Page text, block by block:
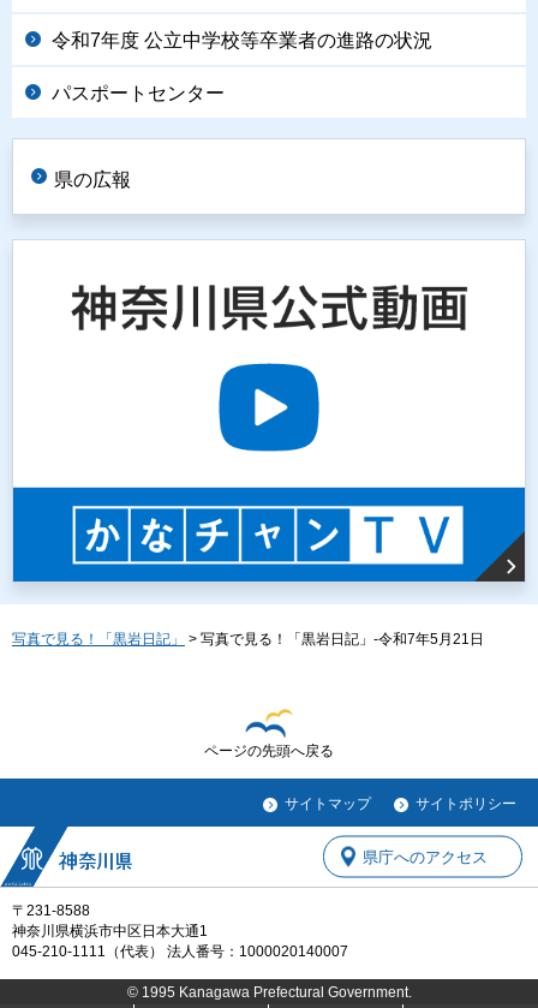
令和7年度 公立中学校等卒業者の進路の状況
パスポートセンター
県の広報
写真で見る！「黒岩日記」 > 写真で見る！「黒岩日記」-令和7年5月21日
ページの先頭へ戻る
サイトマップ サイトポリシー
〒231-8588
神奈川県横浜市中区日本大通1
045-210-1111（代表） 法人番号：1000020140007
県庁へのアクセス
© 1995 Kanagawa Prefectural Government.